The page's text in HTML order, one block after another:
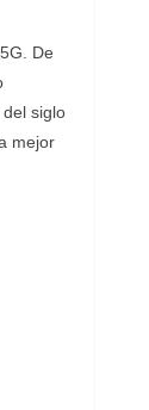
De
siglo
mejor